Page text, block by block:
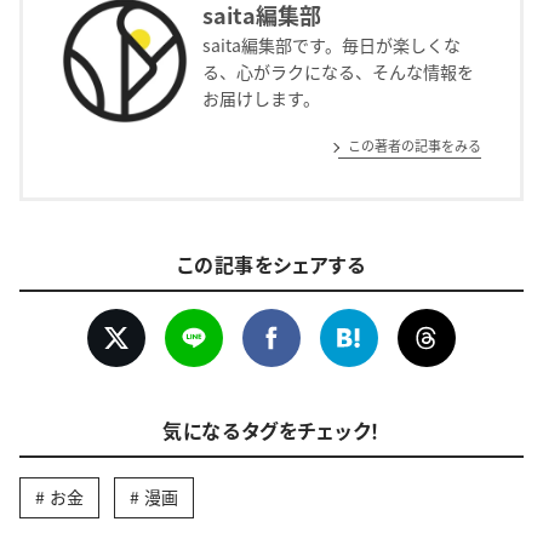
saita編集部
saita編集部です。毎日が楽しくな
る、心がラクになる、そんな情報を
お届けします。
この著者の記事をみる
この記事をシェアする
気になるタグをチェック！
お金 漫画